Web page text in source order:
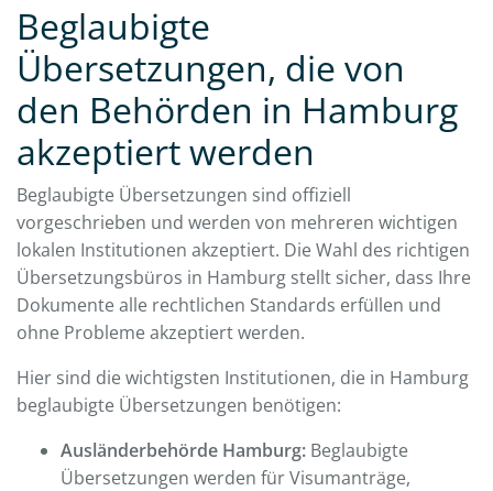
Beglaubigte
Übersetzungen, die von
den Behörden in Hamburg
akzeptiert werden
Beglaubigte Übersetzungen sind offiziell
vorgeschrieben und werden von mehreren wichtigen
lokalen Institutionen akzeptiert. Die Wahl des richtigen
Übersetzungsbüros in Hamburg stellt sicher, dass Ihre
Dokumente alle rechtlichen Standards erfüllen und
ohne Probleme akzeptiert werden.
Hier sind die wichtigsten Institutionen, die in Hamburg
beglaubigte Übersetzungen benötigen:
Ausländerbehörde Hamburg: Beglaubigte
Übersetzungen werden für Visumanträge,